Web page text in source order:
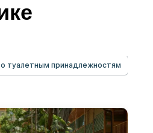
туалетным принадлежностям